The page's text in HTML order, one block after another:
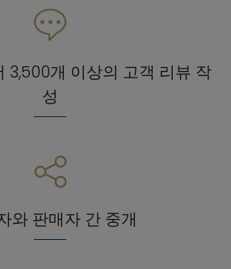
3,500개 이상의 고객 리뷰 작
성
와 판매자 간 중개